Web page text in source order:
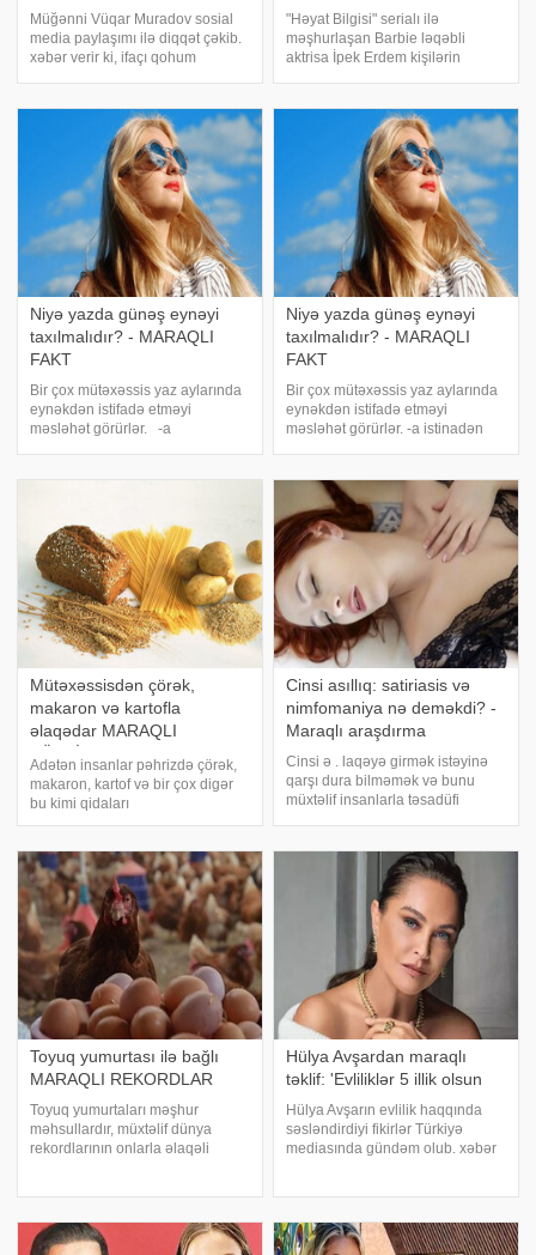
Müğənni Vüqar Muradov sosial
media paylaşımı ilə diqqət çəkib.
xəbər verir ki, ifaçı qohum
nəslin balaca boy, xəstə və
yaraşıqsız böyüdüyünü deyən
sənətçi, əməliyya
"Həyat Bilgisi" serialı ilə
məşhurlaşan Barbie ləqəbli
aktrisa İpek Erdem kişilərin
xəbər verir ki, uzun zamandır
ekranlarda görünməyən aktrisa
jurnalistləri
Niyə yazda günəş eynəyi
taxılmalıdır? - MARAQLI
FAKT
Bir çox mütəxəssis yaz aylarında
eynəkdən istifadə etməyi
məsləhət görürlər. -a
şüalardan qorumaqd
Niyə yazda günəş eynəyi
taxılmalıdır? - MARAQLI
FAKT
Bir çox mütəxəssis yaz aylarında
eynəkdən istifadə etməyi
məsləhət görürlər. -a istinadən
Günəş eynəkləri gözlərinizi
zərərli ultrabənövşəyi şüalardan
qorumaqd
Mütəxəssisdən çörək,
makaron və kartofla
əlaqədar MARAQLI
Adətən insanlar pəhrizdə çörək,
makaron, kartof və bir çox digər
bu kimi qidaları
məhdudlaşdırmağa öyrəşiblər.
onları yemək tərzi səhvdir. -a
istinadən bildirir ki, bu barədə
tanınmış rusiyal
Cinsi asıllıq: satiriasis və
nimfomaniya nə deməkdi? -
Maraqlı araşdırma
Cinsi ə . laqəyə girmək istəyinə
qarşı dura bilməmək və bunu
müxtəlif insanlarla təsadüfi
barədə araşdırıb. "Səhər, günorta
və axşam başqa bir qadın/kişi il
Toyuq yumurtası ilə bağlı
MARAQLI REKORDLAR
Toyuq yumurtaları məşhur
məhsullardır, müxtəlif dünya
rekordlarının onlarla əlaqəli
məlumatlar var. Ən böyük. Hər
kəs bilir ki, toyu
Hülya Avşardan maraqlı
təklif: 'Evliliklər 5 illik olsun
Hülya Avşarın evlilik haqqında
səsləndirdiyi fikirlər Türkiyə
mediasında gündəm olub. xəbər
Avşar "Evliliklər 5 illik müqavil